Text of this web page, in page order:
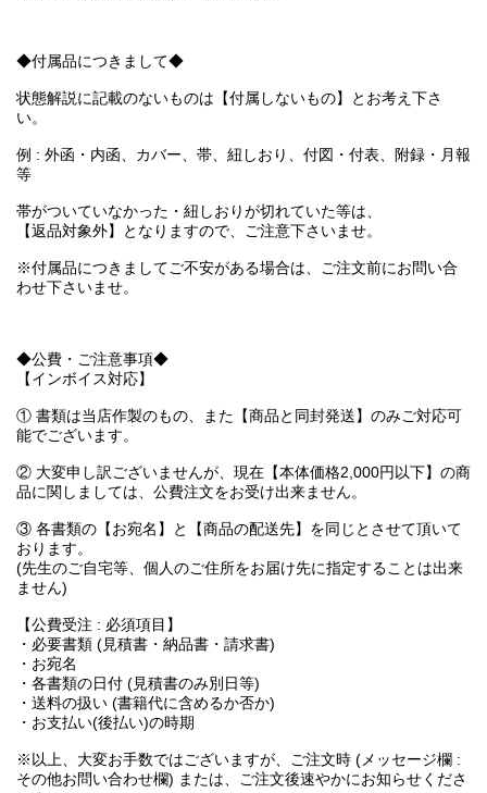
◆付属品につきまして◆
状態解説に記載のないものは【付属しないもの】とお考え下さ
い。
例 : 外函・内函、カバー、帯、紐しおり、付図・付表、附録・月報
等
帯がついていなかった・紐しおりが切れていた等は、
【返品対象外】となりますので、ご注意下さいませ。
※付属品につきましてご不安がある場合は、ご注文前にお問い合
わせ下さいませ。
◆公費・ご注意事項◆
【インボイス対応】
① 書類は当店作製のもの、また【商品と同封発送】のみご対応可
能でございます。
② 大変申し訳ございませんが、現在【本体価格2,000円以下】の商
品に関しましては、公費注文をお受け出来ません。
③ 各書類の【お宛名】と【商品の配送先】を同じとさせて頂いて
おります。
(先生のご自宅等、個人のご住所をお届け先に指定することは出来
ません)
【公費受注 : 必須項目】
・必要書類 (見積書・納品書・請求書)
・お宛名
・各書類の日付 (見積書のみ別日等)
・送料の扱い (書籍代に含めるか否か)
・お支払い(後払い)の時期
※以上、大変お手数ではございますが、ご注文時 (メッセージ欄 :
その他お問い合わせ欄) または、ご注文後速やかにお知らせくださ